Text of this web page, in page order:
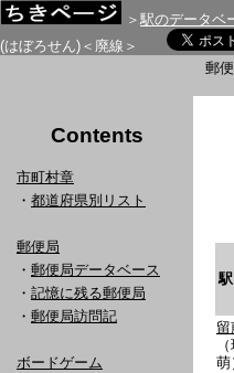
＞ 駅のデータベ
(はぼろせん)＜廃線＞
郵
Contents
市町村章
・ 都道府県別リスト
郵便局
・ 郵便局データベース
・ 記憶に残る郵便局
・ 郵便局訪問記
ボードゲーム
留
萌